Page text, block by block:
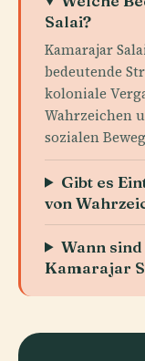
Salai?
Kamarajar
bedeutende
koloniale
Wahrzeichen
sozialen
Gibt es
von
Wann
Kamarajar